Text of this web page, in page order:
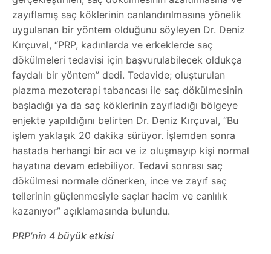
zayıflamış saç köklerinin canlandırılmasına yönelik
uygulanan bir yöntem olduğunu söyleyen Dr. Deniz
Kırçuval, “PRP, kadınlarda ve erkeklerde saç
dökülmeleri tedavisi için başvurulabilecek oldukça
faydalı bir yöntem” dedi. Tedavide; oluşturulan
plazma mezoterapi tabancası ile saç dökülmesinin
başladığı ya da saç köklerinin zayıfladığı bölgeye
enjekte yapıldığını belirten Dr. Deniz Kırçuval, “Bu
işlem yaklaşık 20 dakika sürüyor. İşlemden sonra
hastada herhangi bir acı ve iz oluşmayıp kişi normal
hayatına devam edebiliyor. Tedavi sonrası saç
dökülmesi normale dönerken, ince ve zayıf saç
tellerinin güçlenmesiyle saçlar hacim ve canlılık
kazanıyor” açıklamasında bulundu.
PRP’nin 4 büyük etkisi